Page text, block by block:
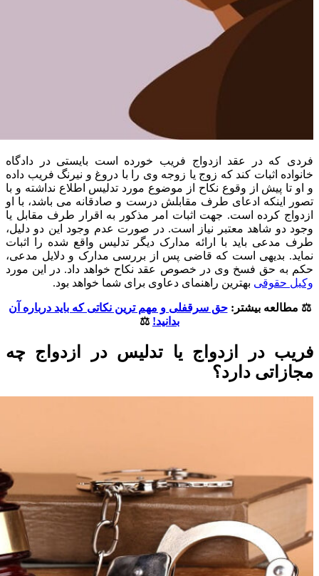
فردی که در عقد ازدواج فریب خورده است بایستی در دادگاه
خانواده اثبات کند که زوج یا زوجه وی را با دروغ و نیرنگ فریب داده
و او تا پیش از وقوع نکاح از موضوع مورد تدلیس اطلاع نداشته و با
تصور اینکه ادعای طرف مقابلش درست و صادقانه می باشد، با او
ازدواج کرده است. جهت اثبات امر مذکور به اقرار طرف مقابل یا
وجود دو شاهد معتبر نیاز است. در صورت عدم وجود این دو دلیل،
طرف مدعی باید با ارائه مدارک دیگر تدلیس واقع شده را اثبات
نماید. بدیهی است که قاضی پس از بررسی مدارک و دلایل مدعی،
حکم به حق فسخ وی در خصوص عقد نکاح خواهد داد. در این مورد
وکیل حقوقی بهترین راهنمای دعاوی برای شما خواهد بود.
⚖️ مطالعه بیشتر:حق سرقفلی و مهم ترین نکاتی که باید درباره آن
بدانید! ⚖️
فریب در ازدواج یا تدلیس در ازدواج چه
مجازاتی دارد؟